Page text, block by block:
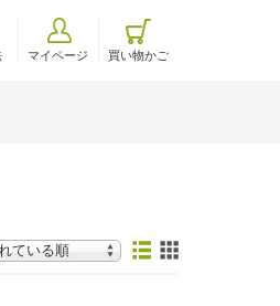
マイページ 買い物かご